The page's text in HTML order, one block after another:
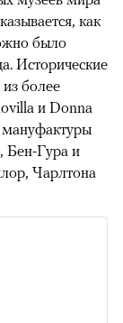
как
было
Исторические
более
и Donna
мануфактуры
Бен-Гура и
Чарлтона